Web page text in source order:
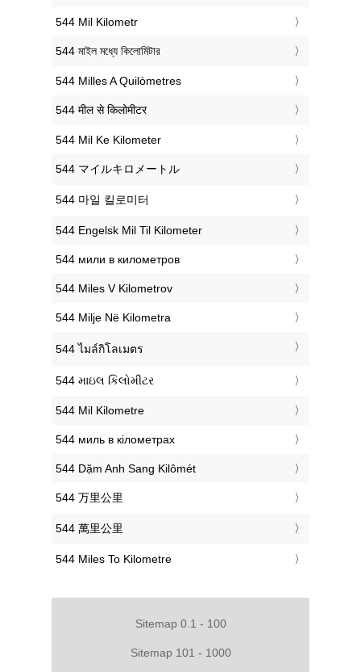
‎544 Mil Kilometr
‎544 মাইল মধ্যে কিলোমিটার
‎544 Milles A Quilòmetres
‎544 मील से किलोमीटर
‎544 Mil Ke Kilometer
‎544 マイルキロメートル
‎544 마일 킬로미터
‎544 Engelsk Mil Til Kilometer
‎544 мили в километров
‎544 Miles V Kilometrov
‎544 Milje Në Kilometra
‎544 ไมล์กิโลเมตร
‎544 માઇલ કિલોમીટર
‎544 Mil Kilometre
‎544 миль в кілометрах
‎544 Dặm Anh Sang Kilômét
‎544 万里公里
‎544 萬里公里
‎544 Miles To Kilometre
Sitemap 0.1 - 100
Sitemap 101 - 1000